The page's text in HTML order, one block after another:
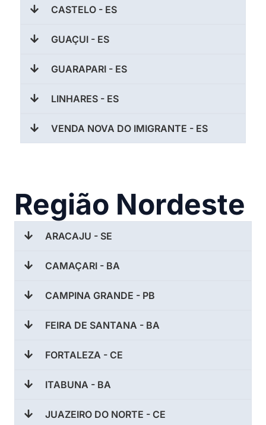
CASTELO - ES
GUAÇUI - ES
GUARAPARI - ES
LINHARES - ES
VENDA NOVA DO IMIGRANTE - ES
Região Nordeste
ARACAJU - SE
CAMAÇARI - BA
CAMPINA GRANDE - PB
FEIRA DE SANTANA - BA
FORTALEZA - CE
ITABUNA - BA
JUAZEIRO DO NORTE - CE